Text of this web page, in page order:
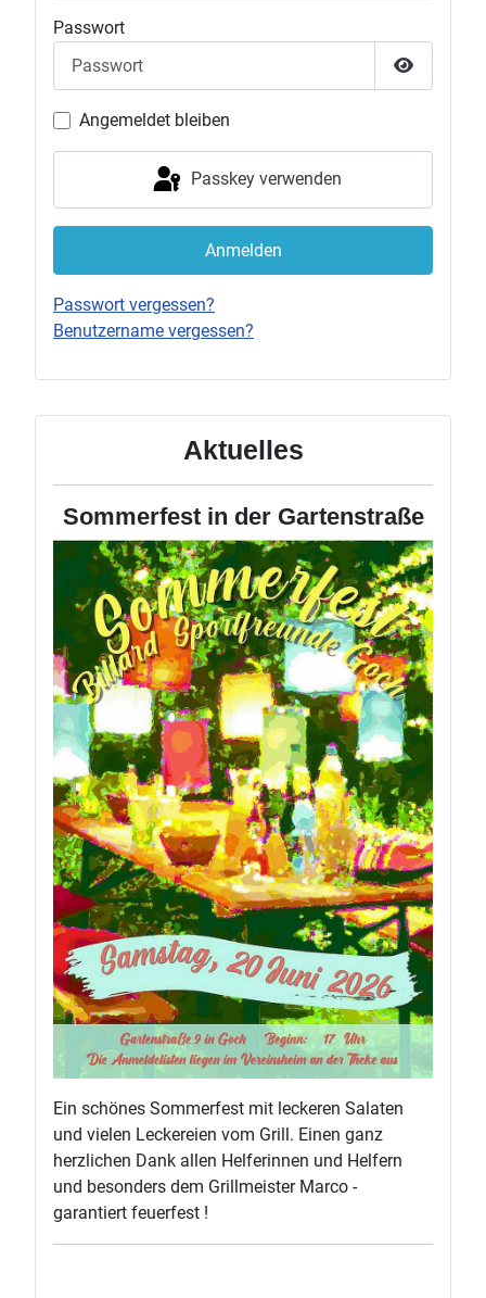
Aktuelles
Sommerfest in der Gartenstraße
Ein schönes Sommerfest mit leckeren Salaten
und vielen Leckereien vom Grill. Einen ganz
herzlichen Dank allen Helferinnen und Helfern
und besonders dem Grillmeister Marco -
garantiert feuerfest !
Passwort
Passwort
Angemeldet bleiben
Passkey verwenden
Anmelden
Passwort vergessen?
Benutzername vergessen?